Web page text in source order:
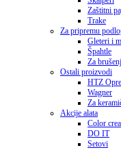
Zaštitni
Trake
Za pripremu
Gleteri i
Špahtle
Za
Ostali proizvodi
HTZ
Wagner
Za
Akcije alata
Color
DO IT
Setovi